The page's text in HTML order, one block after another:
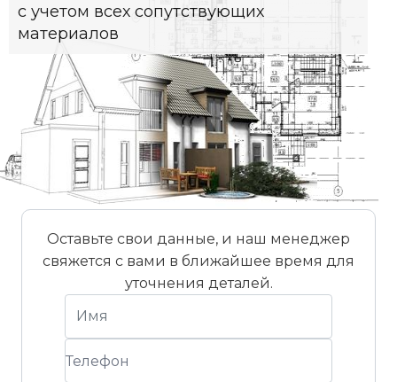
Размеры (прибл.)
Ширина покрытия (прибл.) 200 мм
Расстояние между
обрешеткой (прибл.)
330 - 350 мм
Расход черепицы на м2
(прибл.)
14,3 шт/м²
Вес черепицы (прибл.) 3,7 кг/шт
м²
Минимальный уклон крыши 17° за ЗВДХ
Стандартный уклон крыши
с учетом всех сопутствующих
материалов
Оставьте свои данные, и наш менеджер
свяжется с вами в ближайшее время для
уточнения деталей.